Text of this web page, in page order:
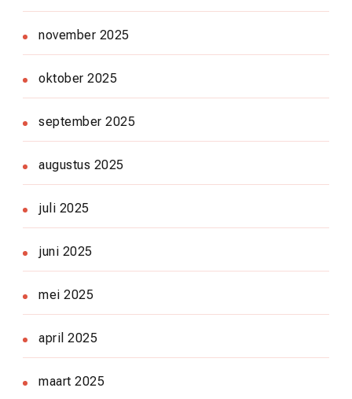
november 2025
oktober 2025
september 2025
augustus 2025
juli 2025
juni 2025
mei 2025
april 2025
maart 2025